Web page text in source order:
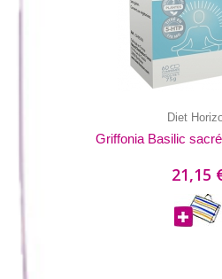
Diet
Griffonia Basilic
21,15